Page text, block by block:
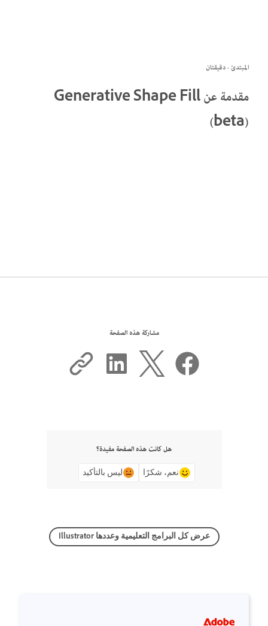
المبتدئ · دقيقتان
مقدمة عن Generative Shape Fill
(beta)
مشاركة هذه الصفحة
هل كانت هذه الصفحة مفيدة؟
نعم، شكرًا ليس بالتأكيد
عرض كل البرامج التعليمية وعددها Illustrator